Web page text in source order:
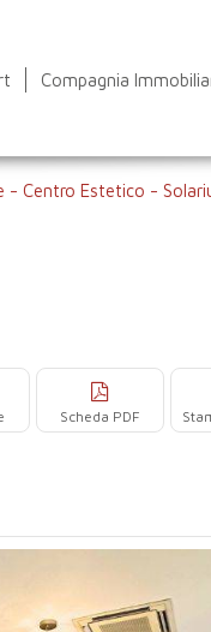
Compagnia
Centro Estetico -
Scheda PDF